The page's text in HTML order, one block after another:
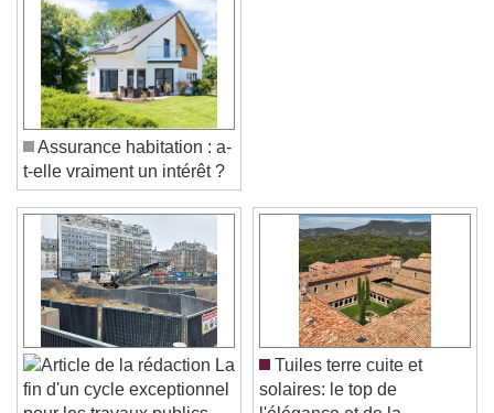
Video Player is loading.
Play Video
Play
Skip Backward
Skip Forward
Unmute
Assurance habitation : a-
t-elle vraiment un intérêt ?
La
fin d'un cycle exceptionnel
Tuiles terre cuite et
solaires: le top de